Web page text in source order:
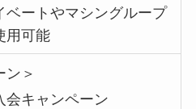
ベートやマシングループ
用可能
ン＞
会キャンペーン